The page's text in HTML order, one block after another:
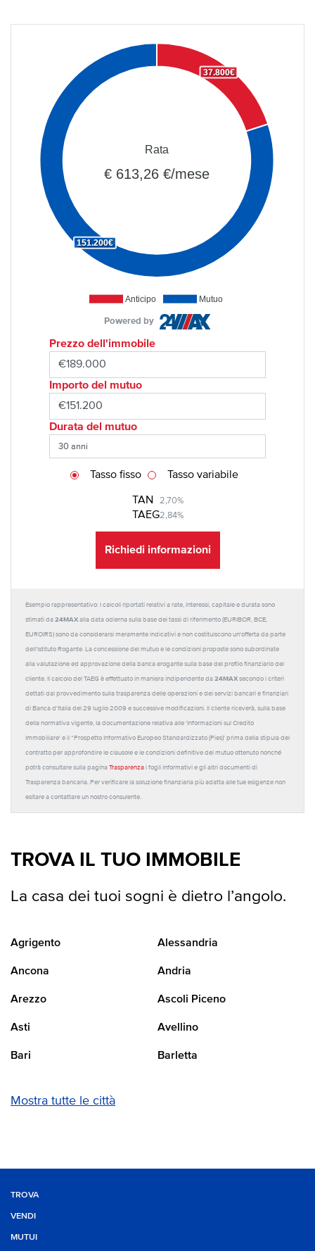
Anticipo Mutuo
37.800€
151.200€
Rata
€ 613,26 €/mese
Powered by
Prezzo dell'immobile
Importo del mutuo
Durata del mutuo
TAN 2,70%
TAEG2,84%
Tasso fisso Tasso variabile
Richiedi informazioni
Esempio rappresentativo: I calcoli riportati relativi a rate, interessi, capitale e durata sono
stimati da 24MAX alla data odierna sulla base dei tassi di riferimento (EURIBOR, BCE,
EUROIRS) sono da considerarsi meramente indicativi e non costituiscono un'offerta da parte
dell'Istituto Rogante. La concessione del mutuo e le condizioni proposte sono subordinate
alla valutazione ed approvazione della banca erogante sulla base del profilo finanziario del
cliente. Il calcolo del TAEG è effettuato in maniera indipendente da 24MAX secondo i criteri
dettati dal provvedimento sulla trasparenza delle operazioni e dei servizi bancari e finanziari
di Banca d'Italia del 29 luglio 2009 e successive modificazioni. Il cliente riceverà, sulla base
della normativa vigente, la documentazione relativa alle 'Informazioni sul Credito
Immobiliare' e il “Prospetto Informativo Europeo Standardizzato (Pies)' prima della stipula del
contratto per approfondire le clausole e le condizioni definitive del mutuo ottenuto nonché
potrà consultare sulla pagina Trasparenza i fogli informativi e gli altri documenti di
Trasparenza bancaria. Per verificare la soluzione finanziaria più adatta alle tue esigenze non
esitare a contattare un nostro consulente.
TROVA IL TUO IMMOBILE
La casa dei tuoi sogni è dietro l’angolo.
Agrigento Alessandria
Ancona Andria
Arezzo Ascoli Piceno
Asti Avellino
Bari Barletta
Mostra tutte le città
TROVA
VENDI
MUTUI